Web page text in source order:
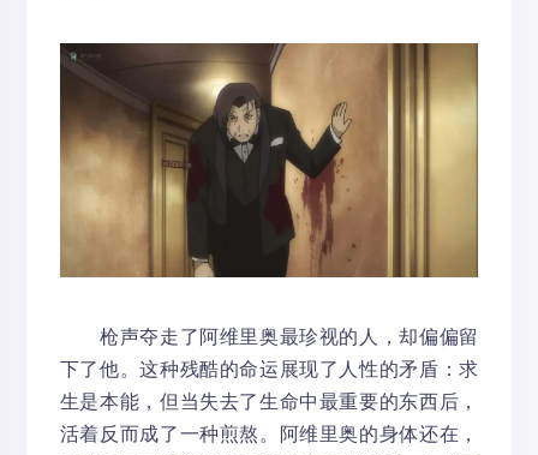
枪声夺走了阿维里奥最珍视的人，却偏偏留
下了他。这种残酷的命运展现了人性的矛盾：求
生是本能，但当失去了生命中最重要的东西后，
活着反而成了一种煎熬。阿维里奥的身体还在，